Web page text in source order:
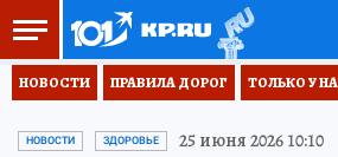
НОВОСТИ ПРАВИЛА ДОРОГ ТОЛЬКО У
НОВОСТИ ЗДОРОВЬЕ 25 июня 2026 10:10